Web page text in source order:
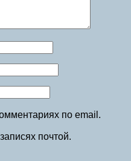
по email.
почтой.